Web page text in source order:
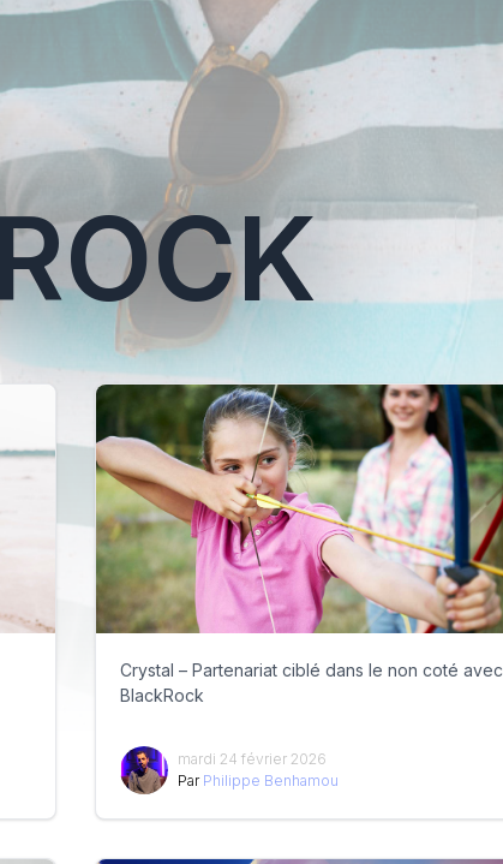
Crystal – Partenariat ciblé dans le non coté avec
BlackRock
mardi 24 février 2026
Par Philippe Benhamou